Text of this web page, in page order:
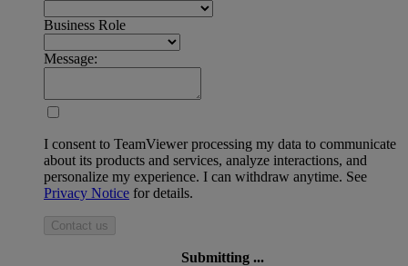
Business Role
Message:
I consent to TeamViewer processing my data to communicate
about its products and services, analyze interactions, and
personalize my experience. I can withdraw anytime. See
Privacy Notice for details.
Contact us
Submitting ...